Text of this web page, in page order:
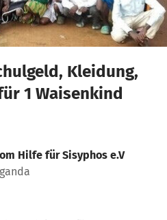
Kleidung,
1 Waisenkind
Hilfe für Sisyphos e.V